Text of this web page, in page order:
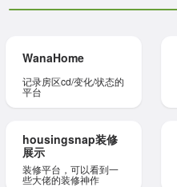
WanaHome
记录房区cd/变化/状态的
平台
housingsnap装修
展示
装修平台，可以看到一
些大佬的装修神作